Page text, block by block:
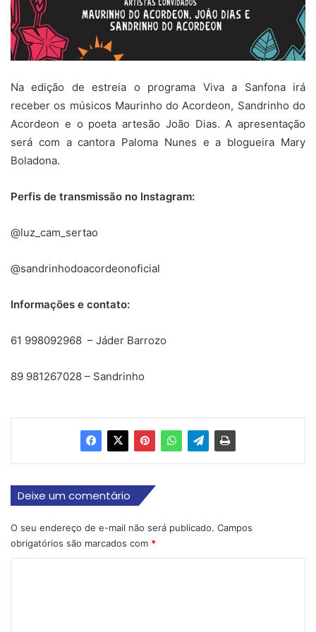
Na edição de estreia o programa Viva a Sanfona irá
receber os músicos Maurinho do Acordeon, Sandrinho do
Acordeon e o poeta artesão João Dias. A apresentação
será com a cantora Paloma Nunes e a blogueira Mary
Boladona.
Perfis de transmissão no Instagram:
@luz_cam_sertao
@sandrinhodoacordeonoficial
Informações e contato:
61 998092968 – Jáder Barrozo
89 981267028 – Sandrinho
Deixe um comentário
O seu endereço de e-mail não será publicado. Campos
obrigatórios são marcados com *